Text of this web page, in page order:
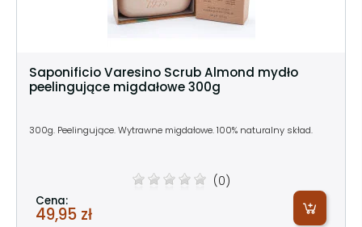
Saponificio Varesino Scrub Almond mydło
peelingujące migdałowe 300g
300g. Peelingujące. Wytrawne migdałowe. 100% naturalny skład.
(0)
Cena:
49,95 zł